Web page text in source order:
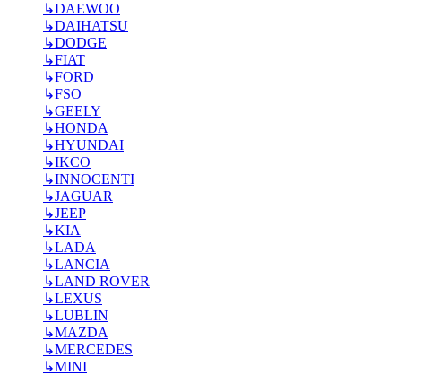
↳DAEWOO
↳DAIHATSU
↳DODGE
↳FIAT
↳FORD
↳FSO
↳GEELY
↳HONDA
↳HYUNDAI
↳IKCO
↳INNOCENTI
↳JAGUAR
↳JEEP
↳KIA
↳LADA
↳LANCIA
↳LAND ROVER
↳LEXUS
↳LUBLIN
↳MAZDA
↳MERCEDES
↳MINI